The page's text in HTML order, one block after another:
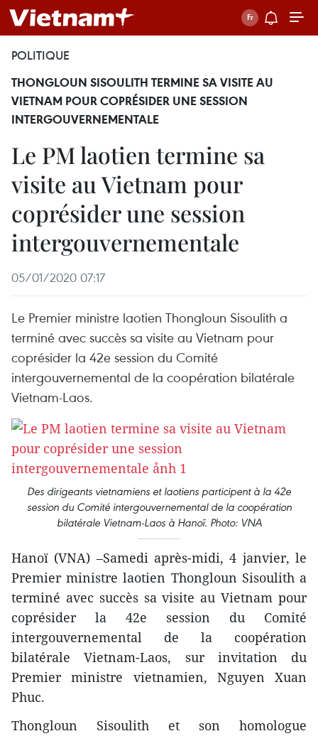
POLITIQUE
THONGLOUN SISOULITH TERMINE SA VISITE AU
VIETNAM POUR COPRÉSIDER UNE SESSION
INTERGOUVERNEMENTALE
Le PM laotien termine sa
visite au Vietnam pour
coprésider une session
intergouvernementale
05/01/2020 07:17
Le Premier ministre laotien Thongloun Sisoulith a
terminé avec succès sa visite au Vietnam pour
coprésider la 42e session du Comité
intergouvernemental de la coopération bilatérale
Vietnam-Laos.
Des dirigeants vietnamiens et laotiens participent à la 42e
session du Comité intergouvernemental de la coopération
bilatérale Vietnam-Laos à Hanoï. Photo: VNA
Hanoï (VNA) –Samedi après-midi, 4 janvier, le
Premier ministre laotien Thongloun Sisoulith a
terminé avec succès sa visite au Vietnam pour
coprésider la 42e session du Comité
intergouvernemental de la coopération
bilatérale Vietnam-Laos, sur invitation du
Premier ministre vietnamien, Nguyen Xuan
Phuc.
Thongloun Sisoulith et son homologue